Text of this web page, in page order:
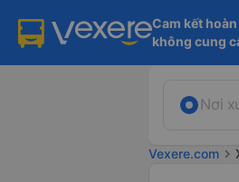
Cam kết
không cung
Nơi
Vexere.com chevron_right